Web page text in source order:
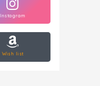
Instagram
Wish list